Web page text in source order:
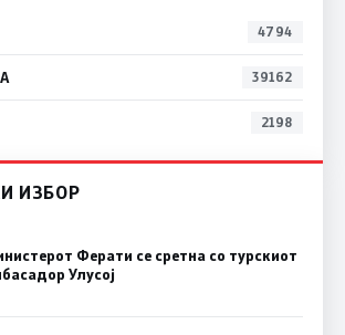
4794
39162
2198
ИЗБОР
Ферати се сретна со турскиот
Улусој